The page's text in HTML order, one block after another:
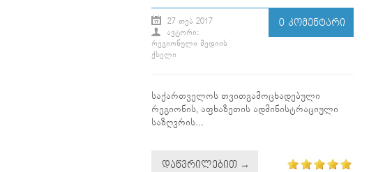
27 ᲗᲔᲑ 2017
ᲐᲕᲢᲝᲠᲘ:
ᲠᲔᲒᲘᲝᲜᲣᲚᲘ ᲛᲔᲓᲘᲘᲡ
ᲥᲡᲔᲚᲘ
0 ᲙᲝᲛᲔᲜᲢᲐᲠᲘ
საქართველოს თვითგამოცხადებული
რეგიონის, აფხაზეთის ადმინისტრაციული
საზღვრის...
ᲓᲐᲬᲕᲠᲘᲚᲔᲑᲘᲗ →